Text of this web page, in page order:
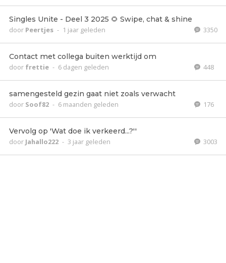
Singles Unite - Deel 3 2025 🌻 Swipe, chat & shine
door Peertjes - 1 jaar geleden 3350
Contact met collega buiten werktijd om
door frettie - 6 dagen geleden 448
samengesteld gezin gaat niet zoals verwacht
door Soof82 - 6 maanden geleden 176
Vervolg op 'Wat doe ik verkeerd...?''
door Jahallo222 - 3 jaar geleden 3003